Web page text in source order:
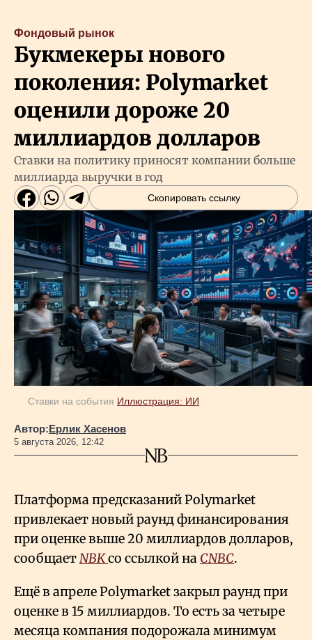
Фондовый рынок
Букмекеры нового
поколения: Polymarket
оценили дороже 20
миллиардов долларов
Ставки на политику приносят компании больше
миллиарда выручки в год
Скопировать ссылку
Ставки на события Иллюстрация: ИИ
Автор:Ерлик Хасенов
5 августа 2026, 12:42
Платформа предсказаний Polymarket
привлекает новый раунд финансирования
при оценке выше 20 миллиардов долларов,
сообщаетNBKсо ссылкой на CNBC.
Ещё в апреле Polymarket закрыл раунд при
оценке в 15 миллиардов. То есть за четыре
месяца компания подорожала минимум